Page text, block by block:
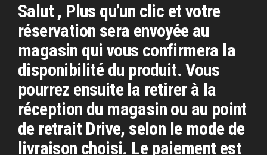
Salut , Plus qu’un clic et votre
réservation sera envoyée au
magasin qui vous confirmera la
disponibilité du produit. Vous
pourrez ensuite la retirer à la
réception du magasin ou au point
de retrait Drive, selon le mode de
livraison choisi. Le paiement est